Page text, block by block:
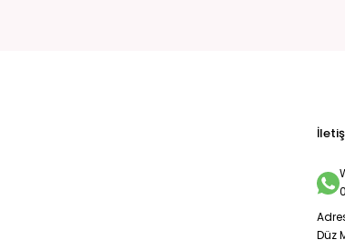
Düz